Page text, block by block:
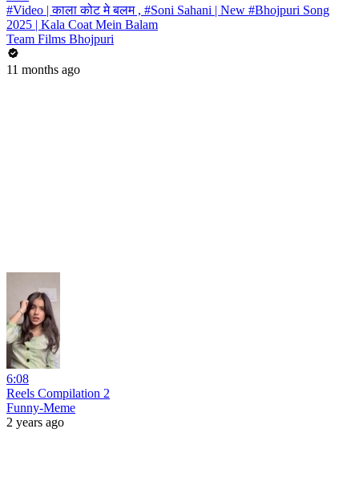
#Video | काला कोट मे बलम , #Soni Sahani | New #Bhojpuri Song
2025 | Kala Coat Mein Balam
Team Films Bhojpuri
11 months ago
6:08
Reels Compilation 2
Funny-Meme
2 years ago